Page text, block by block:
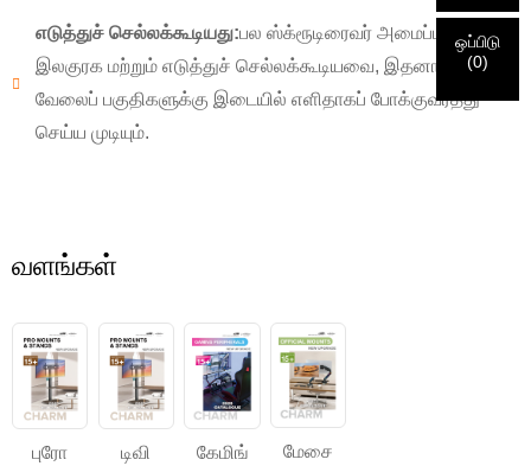
எடுத்துச் செல்லக்கூடியது:பல ஸ்க்ரூடிரைவர் அமைப்பாளர்கள்
இலகுரக மற்றும் எடுத்துச் செல்லக்கூடியவை, இதனால்
வேலைப் பகுதிகளுக்கு இடையில் எளிதாகப் போக்குவரத்து
செய்ய முடியும்.
வளங்கள்
புரோ
டிவி
கேமிங்
மேசை
சமர்ப்பிக்கவும்
தோல்விக்கு வழிவகுக்கும்.
திரும்பிச் செல் சமர்ப்பிக்கவும்
அறிவிப்பு வரும்.
ஒப்பிடு
(0)